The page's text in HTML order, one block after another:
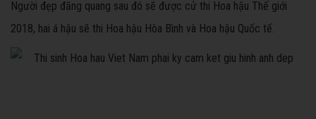
Người đẹp đăng quang sau đó sẽ được cử thi Hoa hậu Thế giới
2018, hai á hậu sẽ thi Hoa hậu Hòa Bình và Hoa hậu Quốc tế.